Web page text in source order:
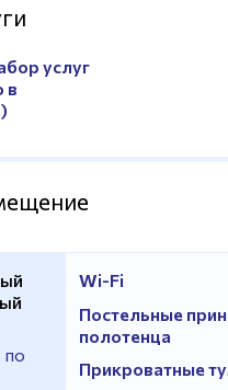
услуг
в
по
Wi-Fi
Постельные
полотенца
Прикроватные